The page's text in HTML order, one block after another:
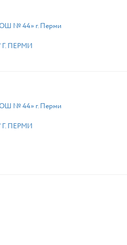
№ 44» г. Перми
ПЕРМИ
№ 44» г. Перми
ПЕРМИ